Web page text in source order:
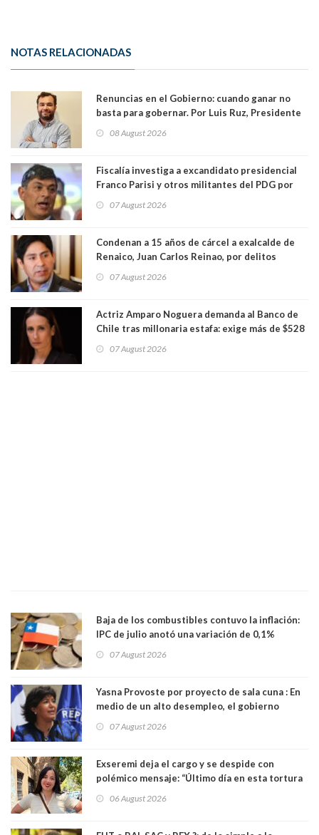
NOTAS RELACIONADAS
Renuncias en el Gobierno: cuando ganar no
basta para gobernar. Por Luis Ruz, Presidente
08 August 2026
Fiscalía investiga a excandidato presidencial
Franco Parisi y otros militantes del PDG por
07 August 2026
Condenan a 15 años de cárcel a exalcalde de
Renaico, Juan Carlos Reinao, por delitos
07 August 2026
Actriz Amparo Noguera demanda al Banco de
Chile tras millonaria estafa: exige más de $528
07 August 2026
Baja de los combustibles contuvo la inflación:
IPC de julio anotó una variación de 0,1%
07 August 2026
Yasna Provoste por proyecto de sala cuna : En
medio de un alto desempleo, el gobierno
07 August 2026
Exseremi deja el cargo y se despide con
polémico mensaje: “Último día en esta tortura
06 August 2026